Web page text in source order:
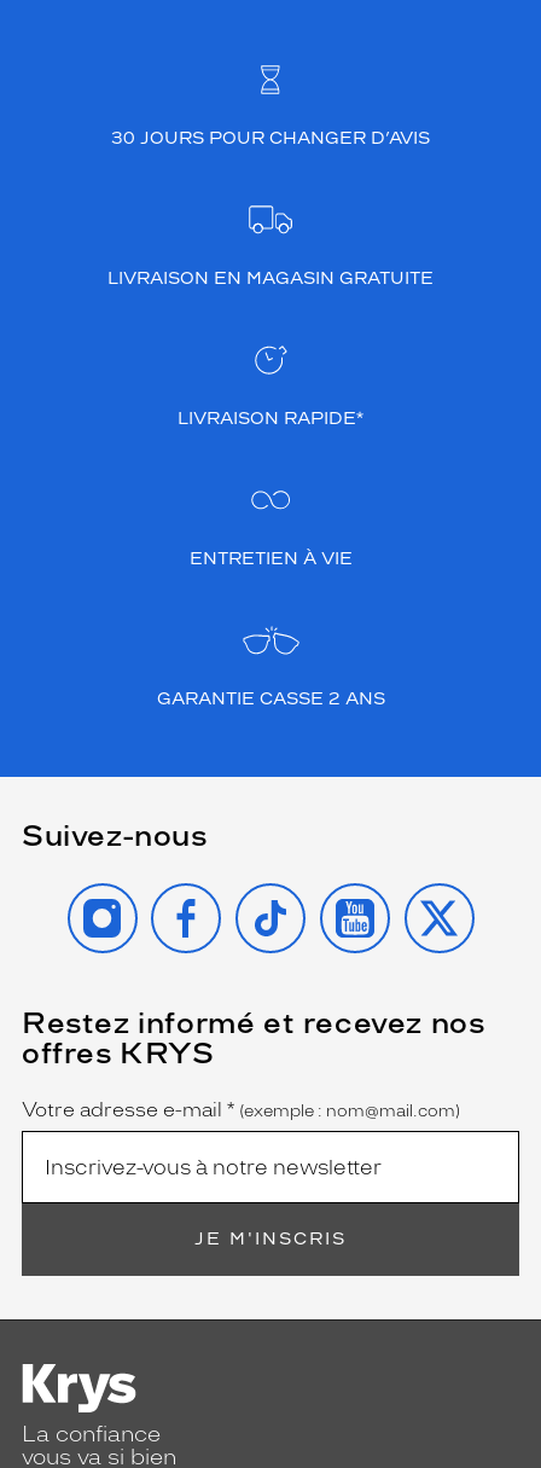
30 JOURS POUR CHANGER D’AVIS
LIVRAISON EN MAGASIN GRATUITE
LIVRAISON RAPIDE*
ENTRETIEN À VIE
GARANTIE CASSE 2 ANS
Suivez-nous
INSTAGRAMFACEBOOK
TIKTOK YOUTUBE
X
Restez informé et recevez nos
offres KRYS
Name
Votre adresse e-mail *
(Ce
champ
est
obligatoire)
(exemple : nom@mail.com)
JE M'INSCRIS
La confiance
vous va si bien